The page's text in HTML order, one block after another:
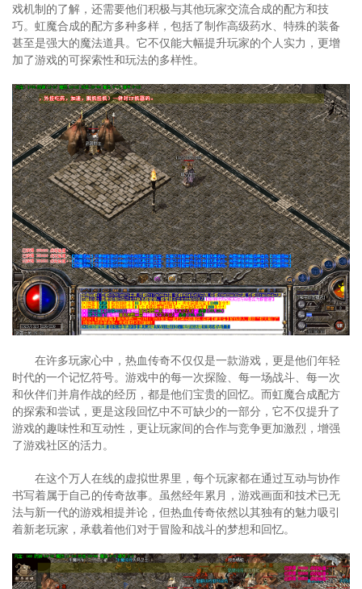
戏机制的了解，还需要他们积极与其他玩家交流合成的配方和技
巧。虹魔合成的配方多种多样，包括了制作高级药水、特殊的装备
甚至是强大的魔法道具。它不仅能大幅提升玩家的个人实力，更增
加了游戏的可探索性和玩法的多样性。
在许多玩家心中，热血传奇不仅仅是一款游戏，更是他们年轻
时代的一个记忆符号。游戏中的每一次探险、每一场战斗、每一次
和伙伴们并肩作战的经历，都是他们宝贵的回忆。而虹魔合成配方
的探索和尝试，更是这段回忆中不可缺少的一部分，它不仅提升了
游戏的趣味性和互动性，更让玩家间的合作与竞争更加激烈，增强
了游戏社区的活力。
在这个万人在线的虚拟世界里，每个玩家都在通过互动与协作
书写着属于自己的传奇故事。虽然经年累月，游戏画面和技术已无
法与新一代的游戏相提并论，但热血传奇依然以其独有的魅力吸引
着新老玩家，承载着他们对于冒险和战斗的梦想和回忆。